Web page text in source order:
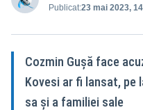
Publicat:23 mai 2023,
Cozmin Gușă face
Kovesi ar fi lansat, pe
sa și a familiei sale